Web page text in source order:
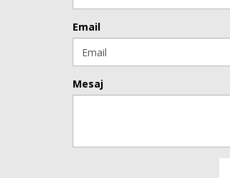
Email
Mesaj